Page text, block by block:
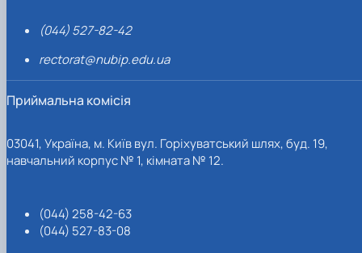
(044) 527-82-42
rectorat@nubip.edu.ua
Приймальна комісія
03041, Україна, м. Київ вул. Горіхуватський шлях, буд. 19,
навчальний корпус № 1, кімната № 12.
(044) 258-42-63
(044) 527-83-08